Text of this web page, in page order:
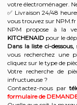
votre électroménager.
✅ Livraison 24/48
vous trouvez sur
NPM propose à la
KITCHENAID pour le
Dans la liste ci-
vous recherchez une
cliquez sur le type de
Votre recherche de
infructueuse ?
Contactez-nous par
formulaire de